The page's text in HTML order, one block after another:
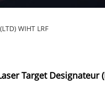
WIHT LRF
Target Designateur